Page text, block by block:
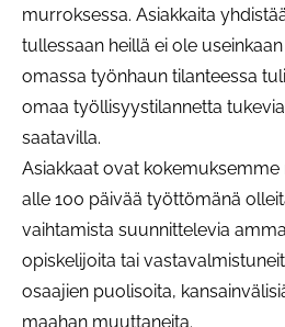
murroksessa. Asiakkaita
tullessaan heillä ei ole
omassa työnhaun tilanteessa
omaa työllisyystilannetta
saatavilla.
Asiakkaat ovat
alle 100 päivää työttömänä
vaihtamista suunnittelevia
opiskelijoita tai
osaajien puolisoita,
maahan muuttaneita.